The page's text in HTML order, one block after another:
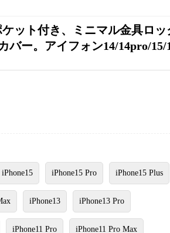
ット付き、ミニマル金具ロッ
バー。アイフォン14/14pro/15/
iPhone15 iPhone15 Pro iPhone15 Plus
iPhone13 iPhone13 Pro
iPhone11 Pro iPhone11 Pro Max